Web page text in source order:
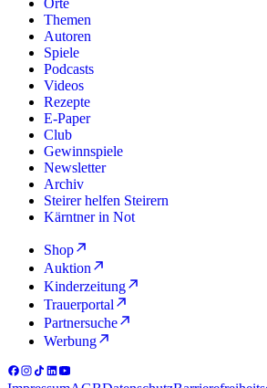
Themen
Autoren
Spiele
Podcasts
Videos
Rezepte
E-Paper
Club
Gewinnspiele
Newsletter
Archiv
Steirer helfen Steirern
Kärntner in Not
Shop
Auktion
Kinderzeitung
Trauerportal
Partnersuche
Werbung